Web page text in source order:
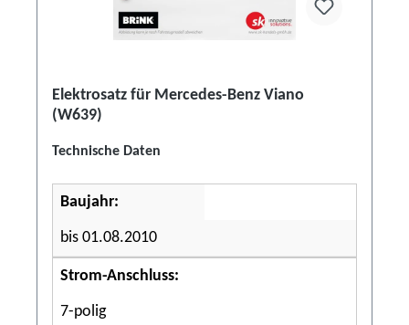
Elektrosatz für Mercedes-Benz Viano
(W639)
Technische Daten
Baujahr:
bis 01.08.2010
Strom-Anschluss:
7-polig